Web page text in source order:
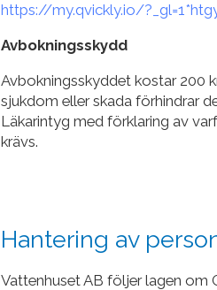
https://my.qvickly.io/
Avbokningsskydd
Avbokningsskyddet kostar 200
sjukdom eller skada förhindrar
Läkarintyg med förklaring av
krävs.
Hantering av
Vattenhuset AB följer lagen om